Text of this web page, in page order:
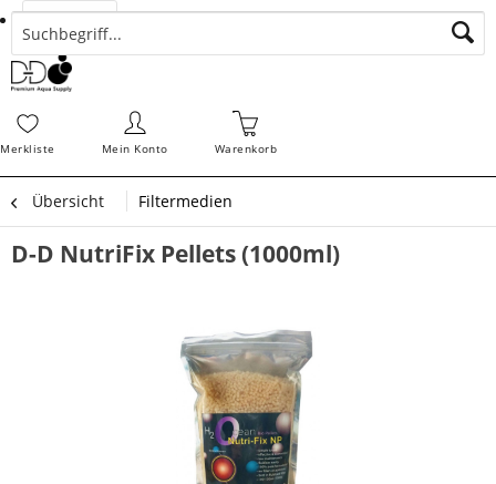
Suchen
Merkliste Mein Konto
Bestellungen Schnellerfassung
Warenkorb
Übersicht Filtermedien
D-D NutriFix Pellets (1000ml)